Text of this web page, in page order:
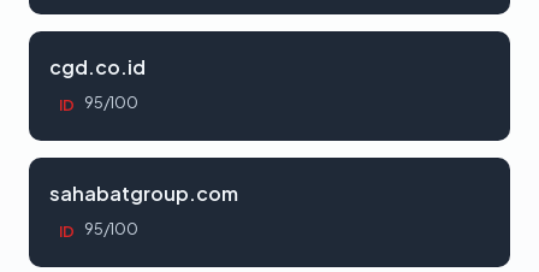
cgd.co.id
ID 95/100
sahabatgroup.com
ID 95/100